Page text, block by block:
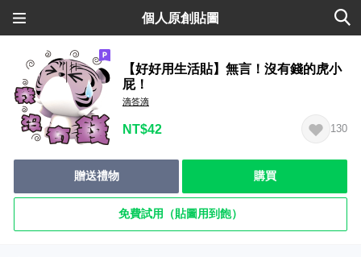
個人原創貼圖
【好好用生活貼】無言！沒有錢的虎小
屁！
滴答滴
NT$42 130
贈送禮物 購買
免費試用（貼圖用到飽）